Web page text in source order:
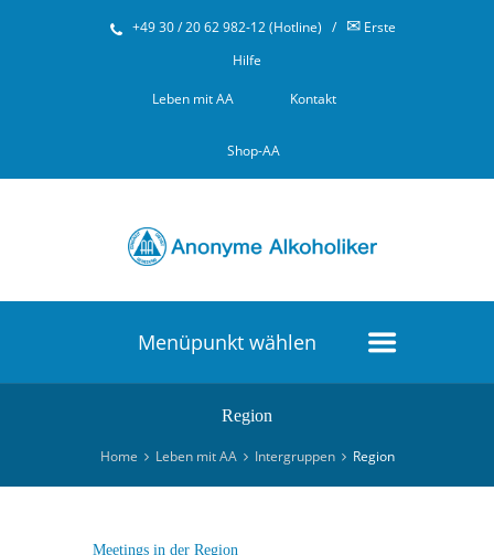
+49 30 / 20 62 982-12 (Hotline) / ✉Erste
Hilfe
Leben mit AA Kontakt
Shop-AA
Menüpunkt wählen
Region
Home Leben mit AA Intergruppen Region
Meetings in der Region